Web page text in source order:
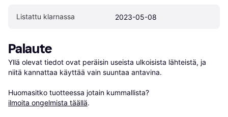
Listattu klarnassa 2023-05-08
Palaute
Yllä olevat tiedot ovat peräisin useista ulkoisista lähteistä, ja
niitä kannattaa käyttää vain suuntaa antavina.
Huomasitko tuotteessa jotain kummallista?
ilmoita ongelmista täällä.